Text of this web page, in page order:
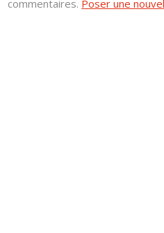
commentaires. Poser une